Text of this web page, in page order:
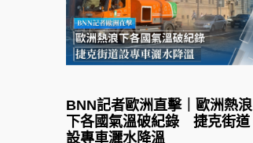
BNN記者歐洲直擊｜歐洲熱浪
下各國氣溫破紀錄 捷克街道
設專車灑水降溫